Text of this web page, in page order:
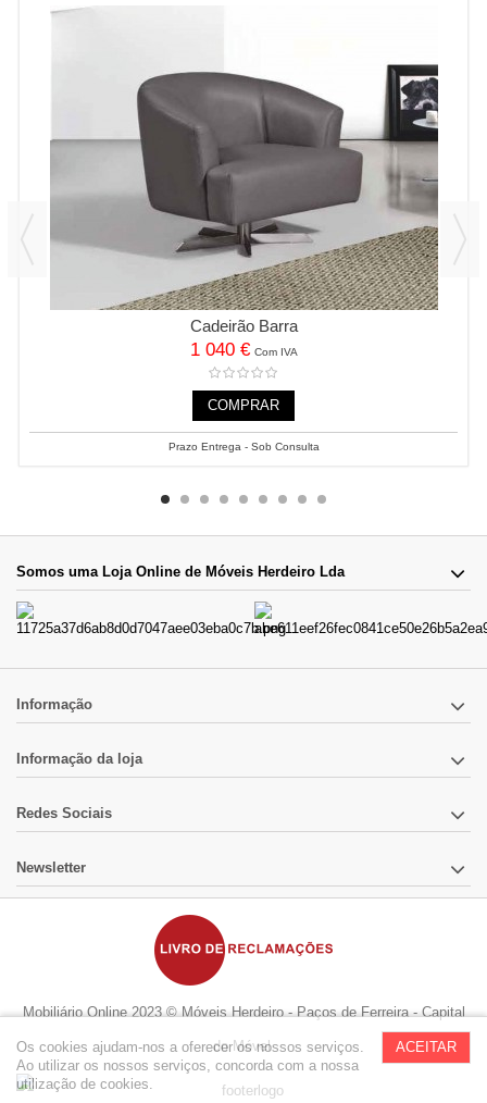
Cadeirão Barra
1 040 € Com IVA
COMPRAR
Prazo Entrega - Sob Consulta
Somos uma Loja Online de Móveis Herdeiro Lda
Informação
Informação da loja
Redes Sociais
Newsletter
Mobiliário Online 2023 © Móveis Herdeiro - Paços de Ferreira - Capital
do Móvel ACEITAR
Os cookies ajudam-nos a oferecer os nossos serviços.
Ao utilizar os nossos serviços, concorda com a nossa
utilização de cookies.